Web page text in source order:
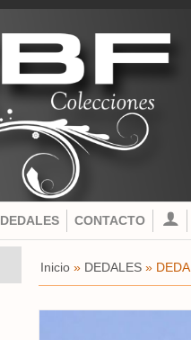
DEDALES CONTACTO
Inicio» DEDALES»